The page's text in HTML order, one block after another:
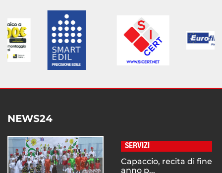
NEWS24
SERVIZI
Capaccio, recita di fine
anno p...